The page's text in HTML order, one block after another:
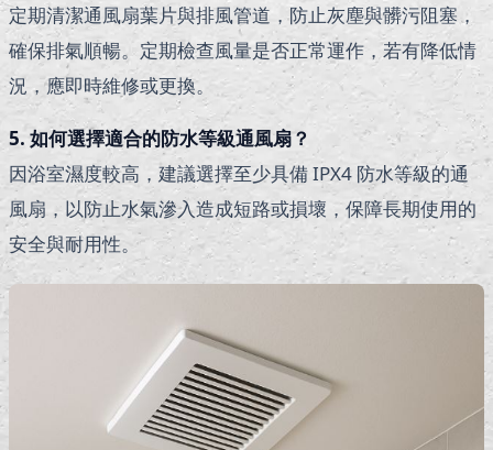
定期清潔通風扇葉片與排風管道，防止灰塵與髒污阻塞，
確保排氣順暢。定期檢查風量是否正常運作，若有降低情
況，應即時維修或更換。
5. 如何選擇適合的防水等級通風扇？
因浴室濕度較高，建議選擇至少具備 IPX4 防水等級的通
風扇，以防止水氣滲入造成短路或損壞，保障長期使用的
安全與耐用性。